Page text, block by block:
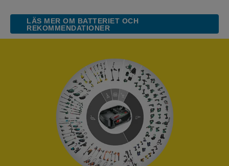
LÄS MER OM BATTERIET OCH
REKOMMENDATIONER